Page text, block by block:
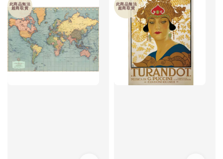
此商品無法
超商取貨
此商品無法
超商取貨